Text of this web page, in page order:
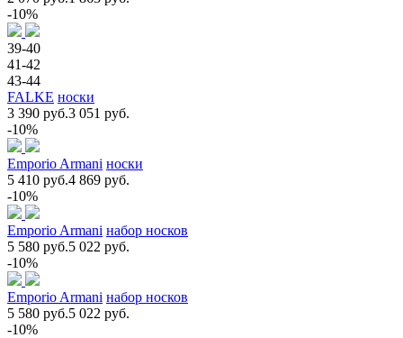
-10%
39-40
41-42
43-44
FALKE носки
3 390 руб.3 051 руб.
-10%
Emporio Armani носки
5 410 руб.4 869 руб.
-10%
Emporio Armani набор носков
5 580 руб.5 022 руб.
-10%
Emporio Armani набор носков
5 580 руб.5 022 руб.
-10%